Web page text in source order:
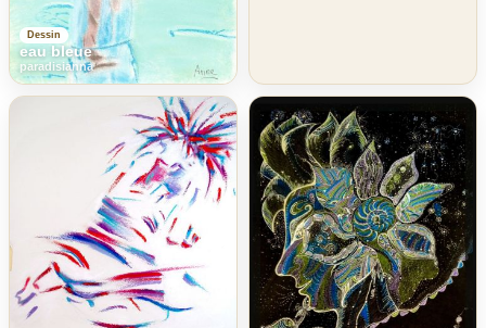
Dessin
eau bleue
paradisianna